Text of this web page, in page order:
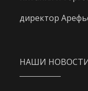
директор
НАШИ